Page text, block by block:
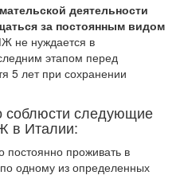
деятельности
за постоянным видом
не нуждается в
этапом перед
5 лет при сохранении
соблюсти следующие
в Италии:
постоянно проживать в
одному из определенных